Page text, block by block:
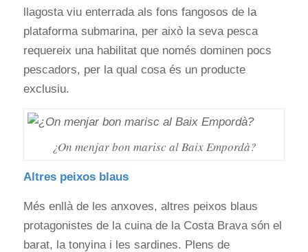
llagosta viu enterrada als fons fangosos de la
plataforma submarina, per això la seva pesca
requereix una habilitat que només dominen pocs
pescadors, per la qual cosa és un producte
exclusiu.
¿On menjar bon marisc al Baix Empordà?
Altres peixos blaus
Més enllà de les anxoves, altres peixos blaus
protagonistes de la cuina de la Costa Brava són el
barat, la tonyina i les sardines. Plens de